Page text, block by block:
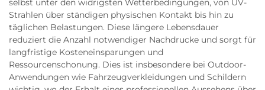
selbst unter den widrigsten Wetterbedingungen, von UV-
Strahlen über ständigen physischen Kontakt bis hin zu
täglichen Belastungen. Diese längere Lebensdauer
reduziert die Anzahl notwendiger Nachdrucke und sorgt für
langfristige Kosteneinsparungen und
Ressourcenschonung. Dies ist insbesondere bei Outdoor-
Anwendungen wie Fahrzeugverkleidungen und Schildern